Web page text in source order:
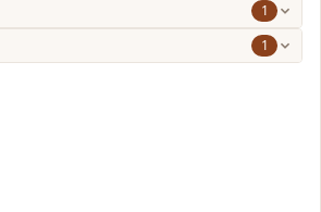
1
1